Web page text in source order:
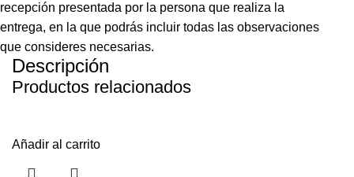
recepción presentada por la persona que realiza la
entrega, en la que podrás incluir todas las observaciones
que consideres necesarias.
Descripción
Productos relacionados
Añadir al carrito